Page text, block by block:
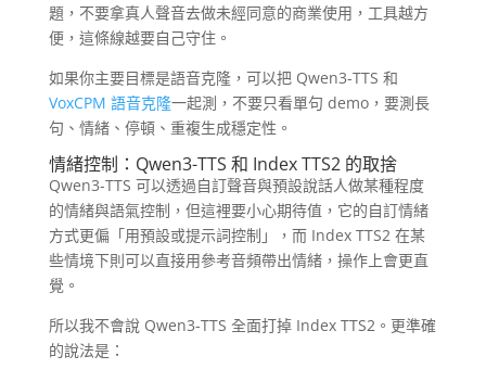
題，不要拿真人聲音去做未經同意的商業使用，工具越方
便，這條線越要自己守住。
如果你主要目標是語音克隆，可以把 Qwen3-TTS 和
VoxCPM 語音克隆一起測，不要只看單句 demo，要測長
句、情緒、停頓、重複生成穩定性。
情緒控制：Qwen3-TTS 和 Index TTS2 的取捨
Qwen3-TTS 可以透過自訂聲音與預設說話人做某種程度
的情緒與語氣控制，但這裡要小心期待值，它的自訂情緒
方式更偏「用預設或提示詞控制」，而 Index TTS2 在某
些情境下則可以直接用參考音頻帶出情緒，操作上會更直
覺。
所以我不會說 Qwen3-TTS 全面打掉 Index TTS2。更準確
的說法是：